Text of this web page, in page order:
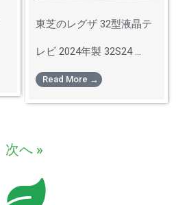
東芝のレグザ 32型液晶テ
レビ 2024年製 32S24 ...
Read More →
次へ »